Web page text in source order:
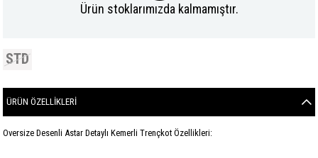
Ürün stoklarımızda kalmamıştır.
STD
ÜRÜN ÖZELLIKLERI
Oversize Desenli Astar Detaylı Kemerli Trençkot Özellikleri: